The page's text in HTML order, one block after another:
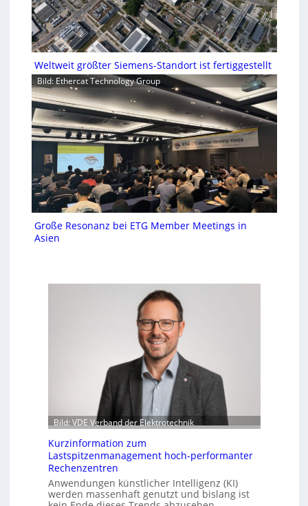
Weltweit größter Siemens-Standort ist fertiggestellt
Bild: Ethercat Technology Group
Große Resonanz bei ETG Member Meetings in
Asien
Bild: VDE Verband der Elektrotechnik
Kurzinformation zum
Lastspitzenmanagement hoch-performanter
Rechenzentren
Anwendungen künstlicher Intelligenz (KI)
werden massenhaft genutzt und bislang ist